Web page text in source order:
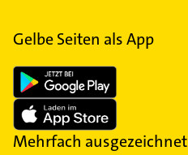
Gelbe Seiten als App
Mehrfach ausgezeichnet